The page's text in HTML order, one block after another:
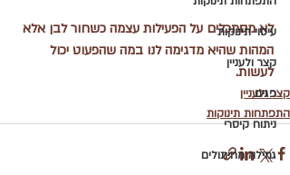
עיסוי תינוקות
קצר ולעניין
פגים
ניתוח קיסרי
גמילה מחיתולים
לא מסתכלים על הפעילות עצמה כשחור לבן אלא
המהות שהיא מדגימה לנו במה שהפעוט יכול
לעשות.
קצר ולעניין
התפתחות תינוקות